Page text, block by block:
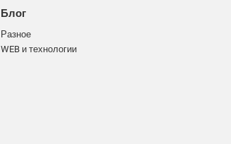
Блог
Разное
WEB и технологии